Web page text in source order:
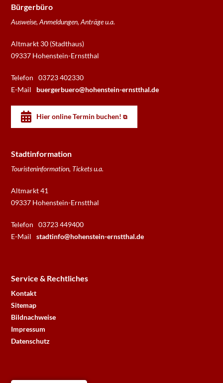
Bürgerbüro
Ausweise, Anmeldungen, Anträge u.a.
Altmarkt 30 (Stadthaus)
09337 Hohenstein-Ernstthal
Telefon
03723 402330
E-Mail
buergerbuero@hohenstein-ernstthal.de
Hier online Termin buchen!
Stadtinformation
Touristeninformation, Tickets u.a.
Altmarkt 41
09337 Hohenstein-Ernstthal
Telefon
03723 449400
E-Mail
stadtinfo@hohenstein-ernstthal.de
Service & Rechtliches
Kontakt
Sitemap
Bildnachweise
Impressum
Datenschutz